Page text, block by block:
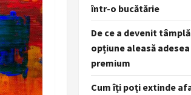
într-o bucătărie
De ce a devenit
opțiune aleasă
premium
Cum îți poți extinde